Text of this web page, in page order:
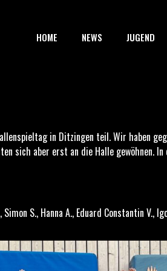
HOME NEWS JUGEND
in Ditzingen teil. Wir haben
sich aber erst an die Halle gewöhnen.
Simon S., Hanna A., Eduard Constantin V.,